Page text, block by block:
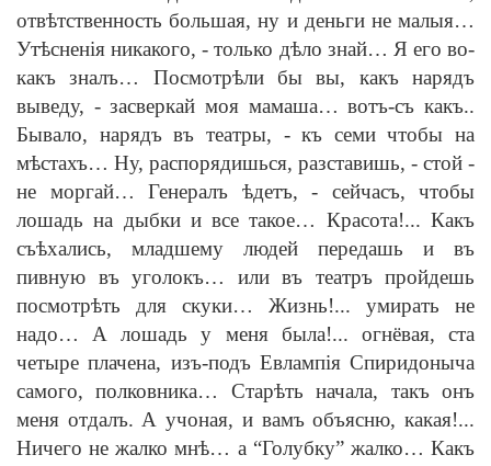
отвѣтственность большая, ну и деньги не малыя…
Утѣсненiя никакого,- только дѣло знай… Я его во-
какъ зналъ… Посмотрѣли бы вы, какъ нарядъ
выведу, -засверкай моя мамаша… вотъ-съ какъ..
Бывало, нарядъ въ театры, -къ семи чтобы на
мѣстахъ… Ну, распорядишься, разставишь, - стой -
не моргай… Генералъ ѣдетъ, - сейчасъ, чтобы
лошадь на дыбки и все такое… Красота!... Какъ
съѣхались, младшему людей передашь и въ
пивную въ уголокъ… или въ театръ пройдешь
посмотрѣть для скуки… Жизнь!... умирать не
надо… А лошадь у меня была!... огнёвая, ста
четыре плачена, изъ-подъ Евлампiя Спиридоныча
самого, полковника… Старѣть начала, такъ онъ
меня отдалъ. А учоная, и вамъ объясню, какая!...
Ничего не жалко мнѣ… а “Голубку” жалко… Какъ